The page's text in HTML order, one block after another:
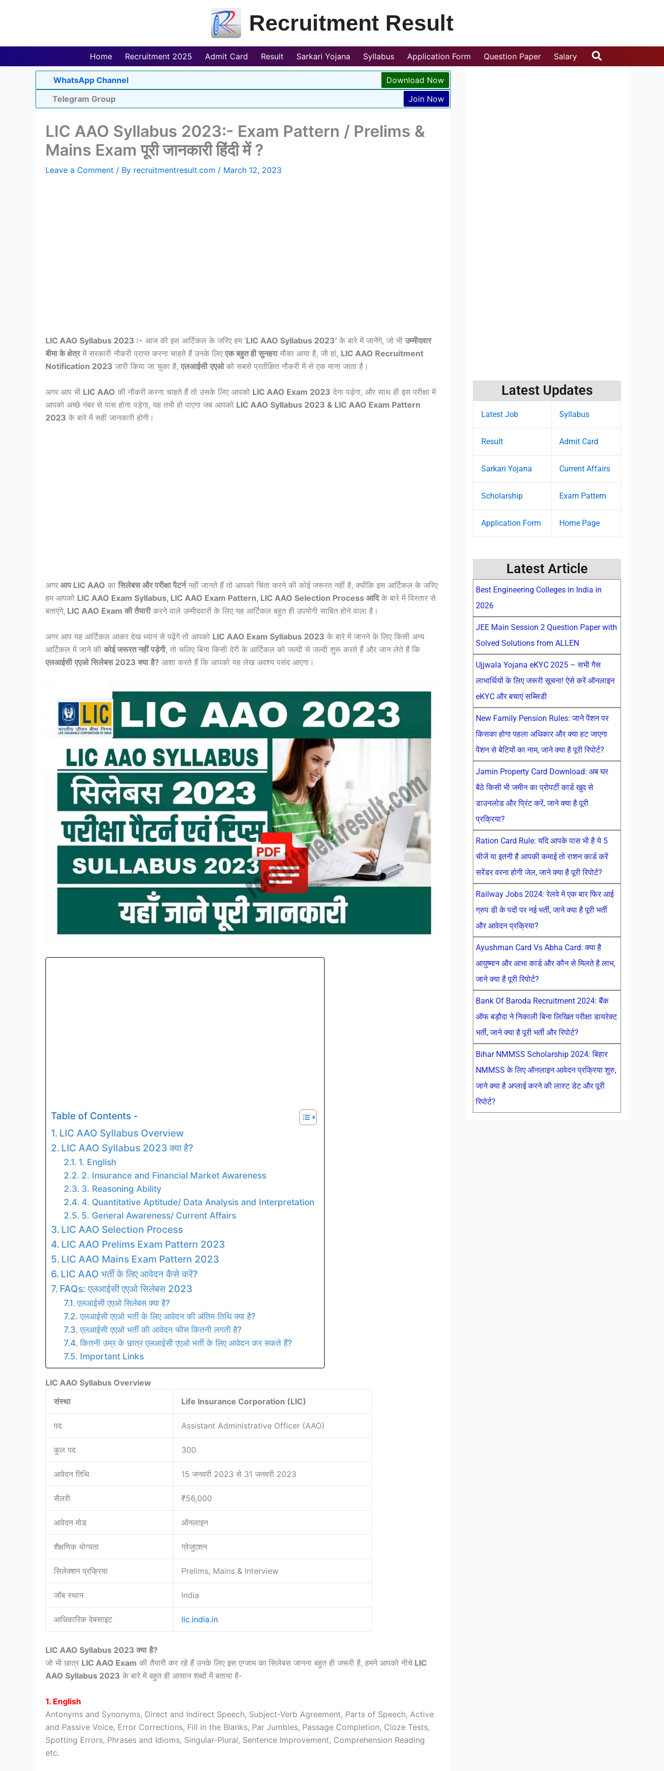
Recruitment Result
Home Recruitment 2025 Admit Card Result Sarkari Yojana Syllabus Application Form Question Paper Salary Search
WhatsApp Channel
Download Now
Telegram Group
Join Now
LIC AAO Syllabus 2023:- Exam Pattern / Prelims &
Mains Exam पूरी जानकारी हिंदी में ?
Leave a Comment / By recruitmentresult.com / March 12, 2023
LIC AAO Syllabus 2023 :- आज की इस आर्टिकल के जरिए हम ‘LIC AAO Syllabus 2023′ के बारे में जानेंगे, जो भी उम्मीदवार
बीमा के क्षेत्रमें सरकारी नौकरी प्राप्त करना चाहते हैं उनके लिए एक बहुत ही सुनहरामौका आया है, जी हां, LIC AAO Recruitment
Notification 2023 जारी किया जा चुका है, एलआईसी एएओको सबसे प्रतीक्षित नौकरी में से एक माना जाता है।
अगर आप भी LIC AAO की नौकरी करना चाहते हैं तो उसके लिए आपको LIC AAO Exam 2023 देना पड़ेगा, और साथ ही इस परीक्षा में
आपको अच्छे नंबर से पास होना पड़ेगा, यह तभी हो पाएगा जब आपको LIC AAO Syllabus 2023 & LIC AAO Exam Pattern
2023 के बारे में सही जानकारी होगी।
अगर आप LIC AAO का सिलेबस और परीक्षा पैटर्ननहीं जानते हैं तो आपको चिंता करने की कोई जरूरत नहीं है, क्योंकि इस आर्टिकल के जरिए
हम आपको LIC AAO Exam Syllabus, LIC AAO Exam Pattern, LIC AAO Selection Process आदिके बारे में विस्तार से
बताएंगे, LIC AAO Exam की तैयारीकरने वाले उम्मीदवारों के लिए यह आर्टिकल बहुत ही उपयोगी साबित होने वाला है।
अगर आप यह आर्टिकल आकर देख ध्यान से पढ़ेंगे तो आपको LIC AAO Exam Syllabus 2023 के बारे में जानने के लिए किसी अन्य
आर्टिकल में जाने की कोई जरूरत नहीं पड़ेगी, तो चलिए बिना किसी देरी के आर्टिकल को जल्दी से जल्दी शुरू करते हैं और जान लेते हैं कि
एलआईसी एएओ सिलेबस2023 क्या है? आशा करते हैं कि आपको यह लेख अवश्य पसंद आएगा।
Table of Contents -
LIC AAO Syllabus Overview
LIC AAO Syllabus 2023 क्या है?
1. English
2. Insurance and Financial Market Awareness
3. Reasoning Ability
4. Quantitative Aptitude/ Data Analysis and Interpretation
5. General Awareness/ Current Affairs
LIC AAO Selection Process
LIC AAO Prelims Exam Pattern 2023
LIC AAO Mains Exam Pattern 2023
LIC AAO भर्ती के लिए आवेदन कैसे करें?
FAQs: एलआईसी एएओ सिलेबस 2023
एलआईसी एएओ सिलेबस क्या है?
एलआईसी एएओ भर्ती के लिए आवेदन की अंतिम तिथि क्या है?
एलआईसी एएओ भर्ती की आवेदन फीस कितनी लगती है?
कितनी उम्र के छात्र एलआईसी एएओ भर्ती के लिए आवेदन कर सकते हैं?
Important Links
LIC AAO Syllabus Overview
संस्था
Life Insurance Corporation (LIC)
पद Assistant Administrative Officer (AAO)
कुल पद 300
आवेदन तिथि 15 जनवरी 2023 से 31 जनवरी 2023
सैलरी ₹56,000
आवेदन मोड ऑनलाइन
शैक्षणिक योग्यता ग्रेजुएशन
सिलेक्शन प्रक्रिया Prelims, Mains & Interview
जॉब स्थान India
आधिकारिक वेबसाइट lic.india.in
LIC AAO Syllabus 2023 क्या है?
जो भी छात्र LIC AAO Exam की तैयारी कर रहे हैं उनके लिए इस एग्जाम का सिलेबस जानना बहुत ही जरूरी है, हमने आपको नीचे LIC
AAO Syllabus 2023 के बारे में बहुत ही आसान शब्दों में बताया है-
1. English
Antonyms and Synonyms, Direct and Indirect Speech, Subject-Verb Agreement, Parts of Speech, Active
and Passive Voice, Error Corrections, Fill in the Blanks, Par Jumbles, Passage Completion, Cloze Tests,
Spotting Errors, Phrases and Idioms, Singular-Plural, Sentence Improvement, Comprehension Reading
etc.
Latest Updates
Latest Job Syllabus
Result Admit Card
Sarkari Yojana Current Affairs
Scholarship Exam Pattern
Application Form Home Page
Latest Article
Best Engineering Colleges in India in
2026
JEE Main Session 2 Question Paper with
Solved Solutions from ALLEN
Ujjwala Yojana eKYC 2025 – सभी गैस
लाभार्थियों के लिए जरूरी सूचना! ऐसे करें ऑनलाइन
eKYC और बचाएं सब्सिडी
New Family Pension Rules: जाने पेंशन पर
किसका होगा पहला अधिकार और क्या हट जाएगा
पेंशन से बेटियों का नाम, जाने क्या है पूरी रिपोर्ट?
Jamin Property Card Download: अब घर
बैठे किसी भी जमीन का प्रोपर्टी कार्ड खुद से
डाउनलोड और प्रिंट करें, जाने क्या है पूरी
प्रक्रिया?
Ration Card Rule: यदि आपके पास भी है ये 5
चीजें या इतनी है आपकी कमाई तो राशन कार्ड करें
सरेंडर वरना होगी जेल, जाने क्या है पूरी रिपोर्ट?
Railway Jobs 2024: रेलवे मे एक बार फिर आई
ग्रुप डी के पदों पर नई भर्ती, जाने क्या है पूरी भर्ती
और आवेदन प्रक्रिया?
Ayushman Card Vs Abha Card: क्या है
आयुष्मान और आभा कार्ड और कौन से मिलते है लाभ,
जाने क्या है पूरी रिपोर्ट?
Bank Of Baroda Recruitment 2024: बैंक
ऑफ बड़ौदा ने निकाली बिना लिखित परीक्षा डायरेक्ट
भर्ती, जाने क्या है पूरी भर्ती और रिपोर्ट?
Bihar NMMSS Scholarship 2024: बिहार
NMMSS के लिए ऑनलाइन आवेदन प्रक्रिया शुरु,
जाने क्या है अप्लाई करने की लास्ट डेट और पूरी
रिपोर्ट?